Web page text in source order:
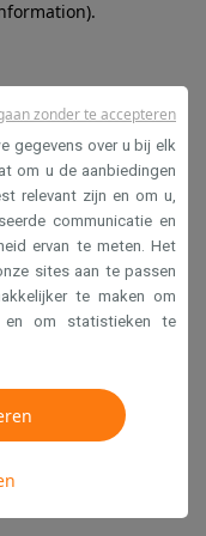
.
gegevens over u bij elk
om u de aanbiedingen
relevant zijn en om u,
communicatie en
ervan te meten. Het
sites aan te passen
te maken om
en om statistieken te
zonder te accepteren